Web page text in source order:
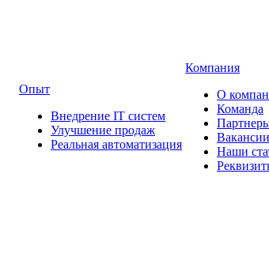
Опыт
Внедрение IT систем
Улучшение продаж
Реальная автоматизация
Компания
О
Команда
Вакансии
Наши